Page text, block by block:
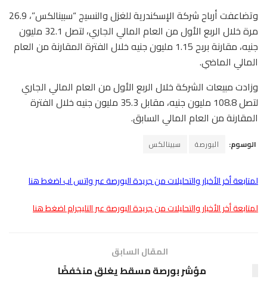
وتضاعفت أرباح شركة الإسكندرية للغزل والنسيج “سبينالكس”، 26.9
مرة خلال الربع الأول من العام المالي الجاري، لتصل 32.1 مليون
جنيه، مقارنة بربح 1.15 مليون جنيه خلال الفترة المقارنة من العام
المالي الماضي.
وزادت مبيعات الشركة خلال الربع الأول من العام المالي الجاري
لتصل 108.8 مليون جنيه، مقابل 35.3 مليون جنيه خلال الفترة
المقارنة من العام المالي السابق.
الوسوم: البورصة سبينالكس
لمتابعة أخر الأخبار والتحليلات من جريدة البورصة عبر واتس اب اضغط هنا
لمتابعة أخر الأخبار والتحليلات من جريدة البورصة عبر التليجرام اضغط هنا
المقال السابق
مؤشر بورصة مسقط يغلق منخفضًا